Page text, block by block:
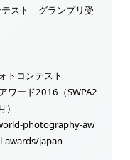
テスト グランプリ受
トコンテスト
ワード2016（SWPA2
photography-aw
awards/japan